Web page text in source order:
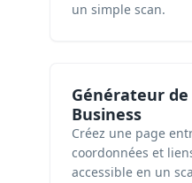
un simple scan.
Générateur de
Business
Créez une page
coordonnées et
accessible en un